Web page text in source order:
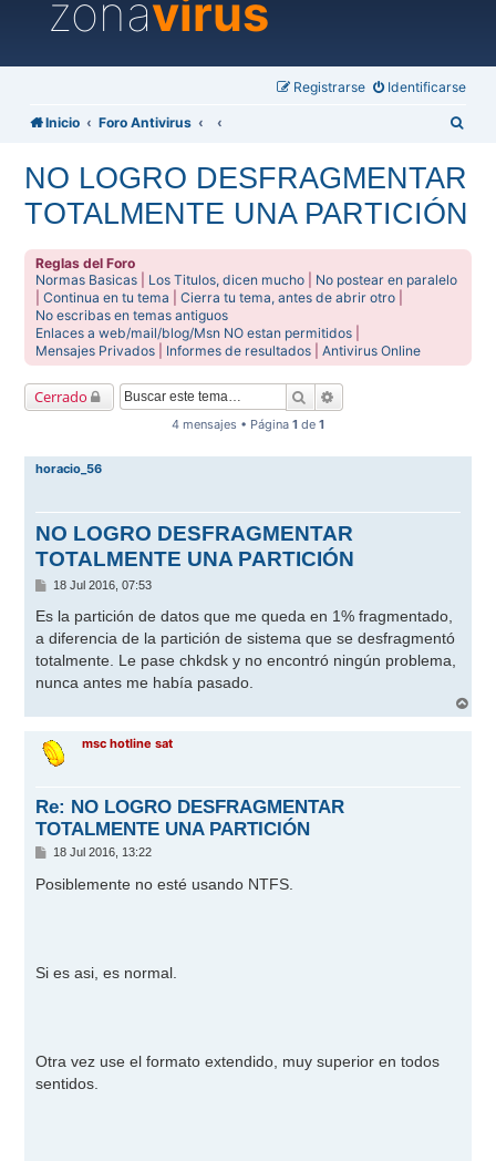
zonavirus
Identificarse
Registrarse
Inicio Foro Antivirus
c
NO LOGRO DESFRAGMENTAR
TOTALMENTE UNA PARTICIÓN
Reglas del Foro
Normas Basicas
Los Titulos, dicen mucho
No postear en paralelo
|Continua en tu tema |Cierra tu tema, antes de abrir otro
No escribas en temas antiguos
Enlaces a web/mail/blog/Msn NO estan permitidos
Mensajes Privados
Informes de resultados |Antivirus Online
Cerrado Buscar
4 mensajes • Página 1 de 1
horacio_56
NO LOGRO DESFRAGMENTAR
TOTALMENTE UNA PARTICIÓN
M
n
a
j
e
18 Jul 2016, 07:53
Es la partición de datos que me queda en 1% fragmentado,
a diferencia de la partición de sistema que se desfragmentó
totalmente. Le pase chkdsk y no encontró ningún problema,
nunca antes me había pasado.
r
msc hotline sat
Re: NO LOGRO DESFRAGMENTAR
TOTALMENTE UNA PARTICIÓN
M
n
s
18 Jul 2016, 13:22
Posiblemente no esté usando NTFS.
Si es asi, es normal.
Otra vez use el formato extendido, muy superior en todos
sentidos.